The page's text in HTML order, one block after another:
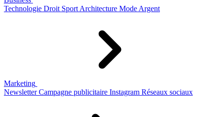
Technologie Droit Sport Architecture Mode Argent
Marketing
Newsletter Campagne publicitaire Instagram Réseaux sociaux